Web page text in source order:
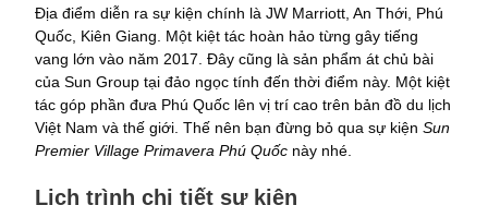
Địa điểm diễn ra sự kiện chính là JW Marriott, An Thới, Phú
Quốc, Kiên Giang. Một kiệt tác hoàn hảo từng gây tiếng
vang lớn vào năm 2017. Đây cũng là sản phẩm át chủ bài
của Sun Group tại đảo ngọc tính đến thời điểm này. Một kiệt
tác góp phần đưa Phú Quốc lên vị trí cao trên bản đồ du lịch
Việt Nam và thế giới. Thế nên bạn đừng bỏ qua sự kiện Sun
Premier Village Primavera Phú Quốc này nhé.
Lịch trình chi tiết sự kiện